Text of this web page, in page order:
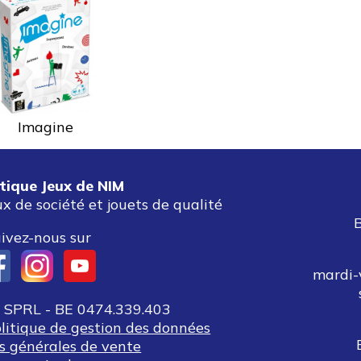
Imagine
Jeux de NIM
de société et jouets de qualité
nous sur
- BE 0474.339.403
de gestion des données
générales de vente